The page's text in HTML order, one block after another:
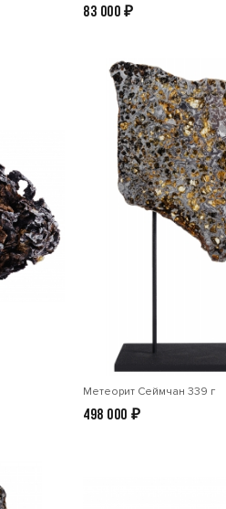
83 000₽
Метеорит Сеймчан 339 г
498 000 ₽